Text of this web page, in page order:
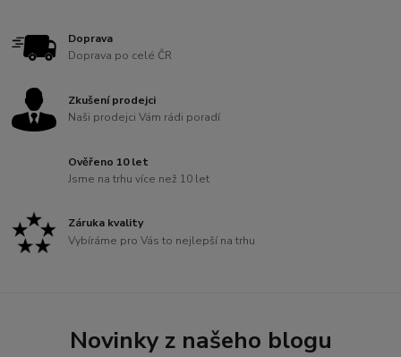
Doprava
Doprava po celé ČR
Zkušení prodejci
Naši prodejci Vám rádi poradí
Ověřeno 10 let
Jsme na trhu více než 10 let
Záruka kvality
Vybíráme pro Vás to nejlepší na trhu
Novinky z našeho blogu